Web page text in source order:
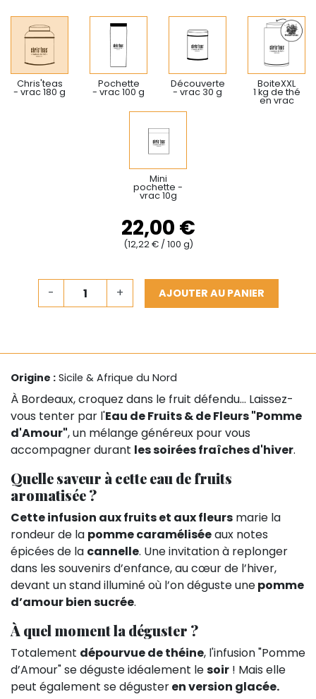
Chris'teas
- vrac 180 g
Pochette
- vrac 100 g
Découverte
- vrac 30 g
BoiteXXL
1 kg de thé
en vrac
Mini
pochette -
vrac 10g
22,00 €
(12,22 € / 100 g)
- + AJOUTER AU PANIER
Origine : Sicile & Afrique du Nord
À Bordeaux, croquez dans le fruit défendu… Laissez-
vous tenter par l'Eau de Fruits & de Fleurs "Pomme
d'Amour", un mélange généreux pour vous
accompagner durant les soirées fraîches d'hiver.
Quelle saveur à cette eau de fruits
aromatisée ?
Cette infusion aux fruits et aux fleurs marie la
rondeur de la pomme caraméliséeaux notes
épicées de la cannelle. Une invitation à replonger
dans les souvenirs d’enfance, au cœur de l’hiver,
devant un stand illuminé où l’on déguste unepomme
d’amour bien sucrée.
À quel moment la déguster ?
Totalement dépourvue de théine, l'infusion "Pomme
d’Amour" se déguste idéalement lesoir ! Mais elle
peut également se dégusteren version glacée.